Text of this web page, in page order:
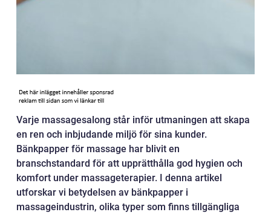
Varje massagesalong står inför utmaningen att skapa
en ren och inbjudande miljö för sina kunder.
Bänkpapper för massage har blivit en
branschstandard för att upprätthålla god hygien och
komfort under massageterapier. I denna artikel
utforskar vi betydelsen av bänkpapper i
massageindustrin, olika typer som finns tillgängliga